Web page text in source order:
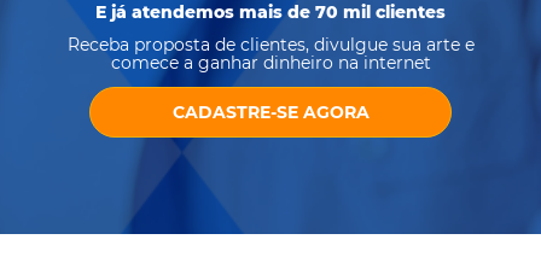
E já atendemos mais de 70 mil clientes
Receba proposta de clientes, divulgue sua arte e
comece a ganhar dinheiro na internet
CADASTRE-SE AGORA